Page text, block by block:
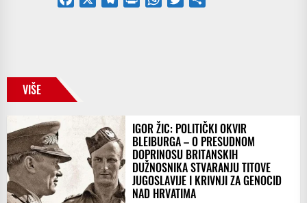
VIŠE
IGOR ŽIC: POLITIČKI OKVIR
BLEIBURGA – O PRESUDNOM
DOPRINOSU BRITANSKIH
DUŽNOSNIKA STVARANJU TITOVE
JUGOSLAVIJE I KRIVNJI ZA GENOCID
NAD HRVATIMA